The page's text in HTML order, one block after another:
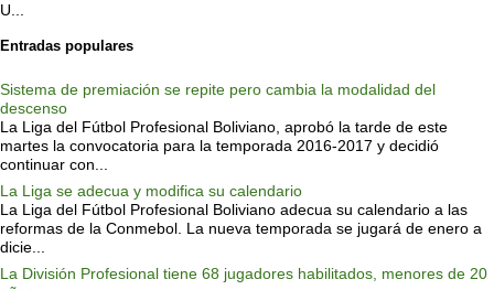
U...
Entradas populares
Sistema de premiación se repite pero cambia la modalidad del
descenso
La Liga del Fútbol Profesional Boliviano, aprobó la tarde de este
martes la convocatoria para la temporada 2016-2017 y decidió
continuar con...
La Liga se adecua y modifica su calendario
La Liga del Fútbol Profesional Boliviano adecua su calendario a las
reformas de la Conmebol. La nueva temporada se jugará de enero a
dicie...
La División Profesional tiene 68 jugadores habilitados, menores de 20